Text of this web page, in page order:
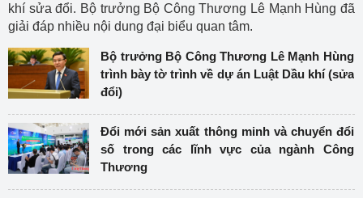
khí sửa đổi. Bộ trưởng Bộ Công Thương Lê Mạnh Hùng đã
giải đáp nhiều nội dung đại biểu quan tâm.
Bộ trưởng Bộ Công Thương Lê Mạnh Hùng
trình bày tờ trình về dự án Luật Dầu khí (sửa
đổi)
Đổi mới sản xuất thông minh và chuyển đổi
số trong các lĩnh vực của ngành Công
Thương